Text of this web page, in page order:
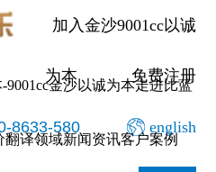
加入金沙9001cc以诚
为本 免费注册
8633-580 english
9001cc金沙以诚为本走进比蓝
翻译领域新闻资讯客户案例